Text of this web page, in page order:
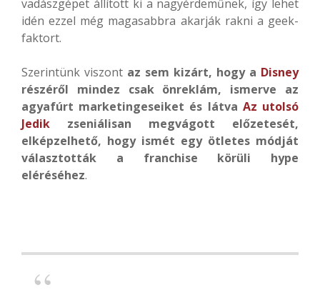
vadászgépet állított ki a nagyérdeműnek, így lehet
idén ezzel még magasabbra akarják rakni a geek-
faktort.
Szerintünk viszont az sem kizárt, hogy a Disney
részéről mindez csak önreklám, ismerve az
agyafúrt marketingeseiket és látva Az utolsó
Jedik zseniálisan megvágott előzetesét,
elképzelhető, hogy ismét egy ötletes módját
választották a franchise körüli hype
eléréséhez.